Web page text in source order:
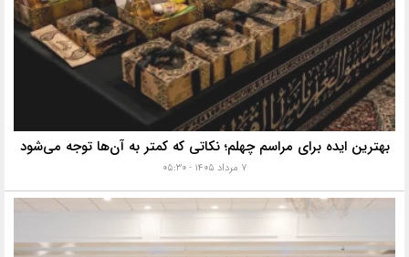
بهترین ایده برای مراسم چهلم؛ نکاتی که کمتر به آن‌ها توجه می‌شود
۷ مرداد ۱۴۰۵ - ۰۵:۳۰